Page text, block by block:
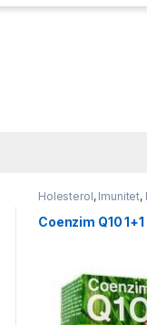
Holesterol, Imunitet,
Coenzim Q10 1+1